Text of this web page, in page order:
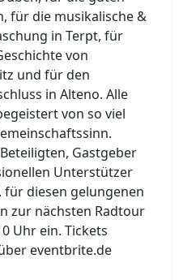
für die musikalische &
in Terpt, für
von
und für den
in Alteno. Alle
von so viel
Gastgeber
Unterstützer
für diesen gelungenen
zur nächsten Radtour
Uhr ein. Tickets
eventbrite.de